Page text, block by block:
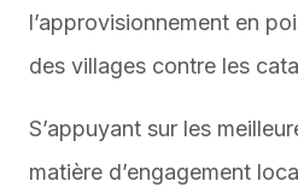
l’approvisionnement en
des villages contre les
S’appuyant sur les
matière d’engagement